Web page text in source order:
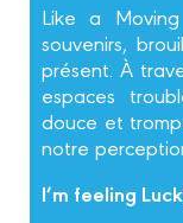
Like a
souvenirs,
présent. À
espaces
douce et
notre
I’m feeling